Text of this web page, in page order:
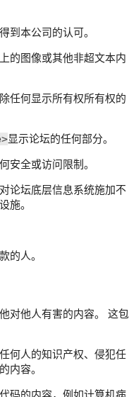
到本公司的认可。
的图像或其他非超文本内
任何显示所有权所有权的
显示论坛的任何部分。
安全或访问限制。
论坛底层信息系统施加不
施。
的人。
对他人有害的内容。 这包
何人的知识产权、侵犯任
内容。
码的内容，例如计算机病